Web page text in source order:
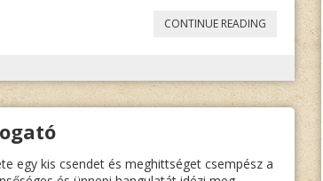
CONTINUE READING
TALENTUM.
WENCZL
JÓZSEF
egy kis csendet és meghittséget csempész a